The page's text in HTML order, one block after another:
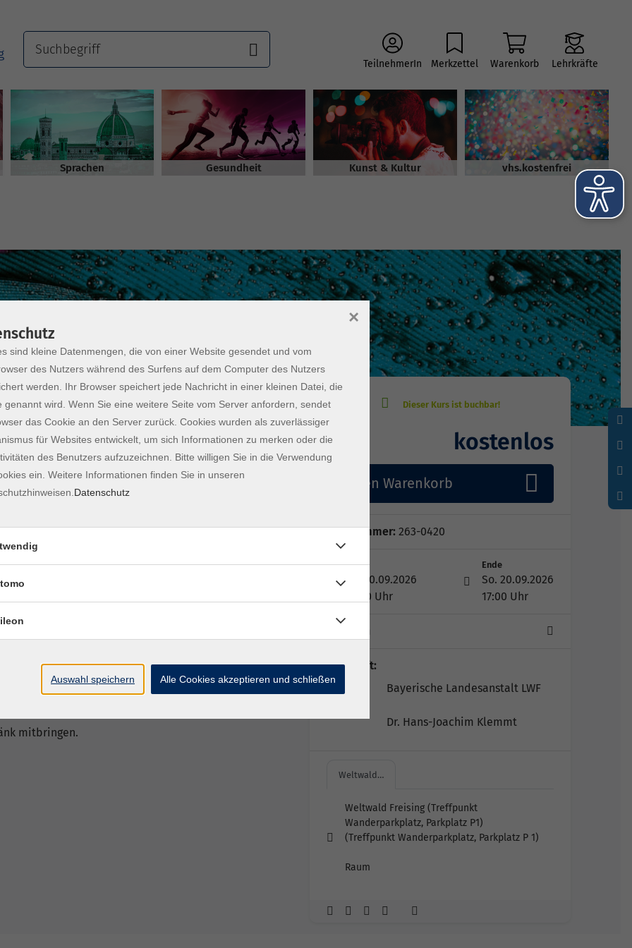
TeilnehmerIn Merkzettel Warenkorb Lehrkräfte
Sprachen Gesundheit Kunst & Kultur vhs.kostenfrei
Wald- und Forstwirtschaft
verändern sich aufgrund des rasch
unsere Wälder umzugestalten, um sie
Waldsituationen im Umgriff des
Abteilungsleiter für Waldbau, Waldwachstum
für Wald und Forstwirtschaft (LWF), wie
können. Im Zuge der ca. dreistündigen
Klimawandel, Verjüngung und Waldpflege etc.
mitbringen.
Gebühr kostenlos
In den Warenkorb
Kursnummer: 263-0420
Start
So. 20.09.2026
14:00 Uhr
Ende
So. 20.09.2026
17:00 Uhr
Lehrkraft:
Bayerische Landesanstalt LWF
Dr. Hans-Joachim Klemmt
Weltwald…
Weltwald Freising (Treffpunkt
Wanderparkplatz, Parkplatz P1)
(Treffpunkt Wanderparkplatz, Parkplatz P 1)
Raum
sind kleine Datenmengen, die von einer Website gesendet und vom
des Nutzers während des Surfens auf dem Computer des Nutzers
werden. Ihr Browser speichert jede Nachricht in einer kleinen Datei, die
genannt wird. Wenn Sie eine weitere Seite vom Server anfordern, sendet
das Cookie an den Server zurück. Cookies wurden als zuverlässiger
für Websites entwickelt, um sich Informationen zu merken oder die
des Benutzers aufzuzeichnen. Bitte willigen Sie in die Verwendung
ein. Weitere Informationen finden Sie in unseren
Datenschutz
×
Auswahl speichern Alle Cookies akzeptieren und schließen